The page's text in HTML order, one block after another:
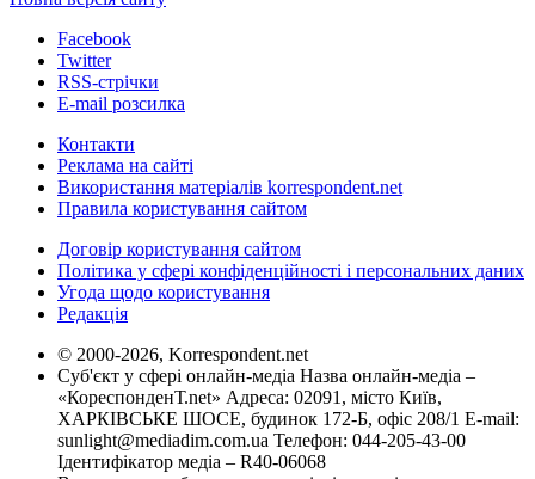
Facebook
Twitter
RSS-стрічки
E-mail розсилка
Контакти
Реклама на сайті
Використання матеріалів korrespondent.net
Правила користування сайтом
Договір користування сайтом
Політика у сфері конфіденційності і персональних даних
Угода щодо користування
Редакція
© 2000-2026, Korrespondent.net
Суб'єкт у сфері онлайн-медіа Назва онлайн-медіа –
«КореспонденТ.net» Адреса: 02091, місто Київ,
ХАРКІВСЬКЕ ШОСЕ, будинок 172-Б, офіс 208/1 E-mail:
sunlight@mediadim.com.ua Телефон: 044-205-43-00
Ідентифікатор медіа – R40-06068